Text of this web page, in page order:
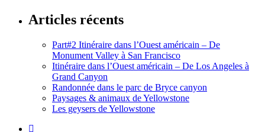
Articles récents
Part#2 Itinéraire dans l’Ouest américain – De
Monument Valley à San Francisco
Itinéraire dans l’Ouest américain – De Los Angeles à
Grand Canyon
Randonnée dans le parc de Bryce canyon
Paysages & animaux de Yellowstone
Les geysers de Yellowstone